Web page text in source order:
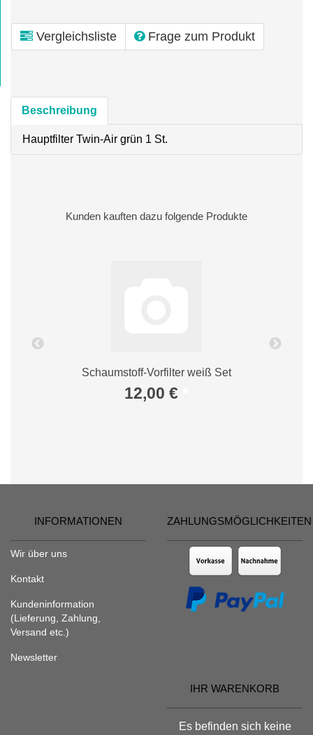
Vergleichsliste Frage zum Produkt
Beschreibung
Hauptfilter Twin-Air grün 1 St.
Kunden kauften dazu folgende Produkte
Schaumstoff-Vorfilter weiß Set
12,00 €
INFORMATIONEN
Wir über uns
Kontakt
Kundeninformation
(Lieferung, Zahlung,
Versand etc.)
Newsletter
ZAHLUNGSMÖGLICHKEITEN
IHR WARENKORB
Es befinden sich keine